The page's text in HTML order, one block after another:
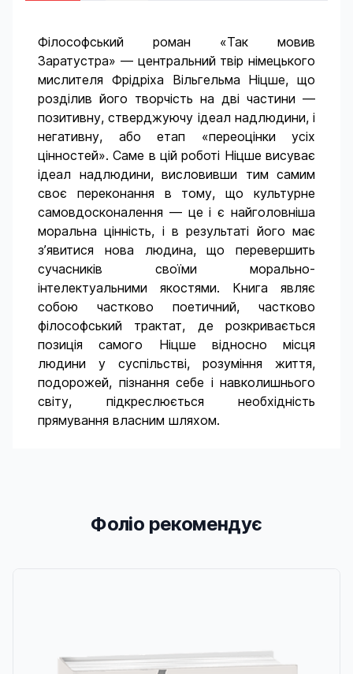
Філософський роман «Так мовив
Заратустра» — центральний твір німецького
мислителя Фрідріха Вільгельма Ніцше, що
розділив його творчість на дві частини —
позитивну, стверджуючу ідеал надлюдини, і
негативну, або етап «переоцінки усіх
цінностей». Саме в цій роботі Ніцше висуває
ідеал надлюдини, висловивши тим самим
своє переконання в тому, що культурне
самовдосконалення — це і є найголовніша
моральна цінність, і в результаті його має
з’явитися нова людина, що перевершить
сучасників своїми морально-
інтелектуальними якостями. Книга являє
собою частково поетичний, частково
філософський трактат, де розкривається
позиція самого Ніцше відносно місця
людини у суспільстві, розуміння життя,
подорожей, пізнання себе і навколишнього
світу, підкреслюється необхідність
прямування власним шляхом.
Фоліо рекомендує